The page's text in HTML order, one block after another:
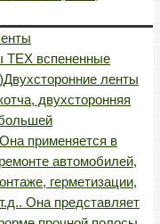
TEX вспененные
Двухсторонние ленты
двухсторонняя
применяется в
автомобилей,
герметизации,
Она представляет